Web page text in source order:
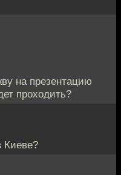
на презентацию
проходить?
Киеве?